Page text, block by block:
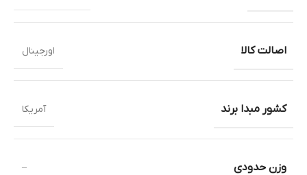
اصالت کالا اورجینال
کشور مبدا برند آمریکا
وزن حدودی –